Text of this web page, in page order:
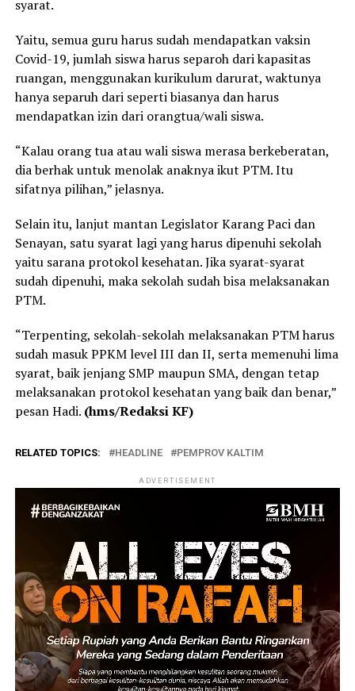
syarat.
Yaitu, semua guru harus sudah mendapatkan vaksin
Covid-19, jumlah siswa harus separoh dari kapasitas
ruangan, menggunakan kurikulum darurat, waktunya
hanya separuh dari seperti biasanya dan harus
mendapatkan izin dari orangtua/wali siswa.
“Kalau orang tua atau wali siswa merasa berkeberatan,
dia berhak untuk menolak anaknya ikut PTM. Itu
sifatnya pilihan,” jelasnya.
Selain itu, lanjut mantan Legislator Karang Paci dan
Senayan, satu syarat lagi yang harus dipenuhi sekolah
yaitu sarana protokol kesehatan. Jika syarat-syarat
sudah dipenuhi, maka sekolah sudah bisa melaksanakan
PTM.
“Terpenting, sekolah-sekolah melaksanakan PTM harus
sudah masuk PPKM level III dan II, serta memenuhi lima
syarat, baik jenjang SMP maupun SMA, dengan tetap
melaksanakan protokol kesehatan yang baik dan benar,”
pesan Hadi. (hms/Redaksi KF)
RELATED TOPICS: HEADLINE PEMPROV KALTIM
ADVERTISEMENT